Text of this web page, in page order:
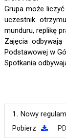
Grupa może
uczestnik
munduru, replikę
Zajęcia
Podstawowej w
Spotkania
1. Nowy
Pobierz